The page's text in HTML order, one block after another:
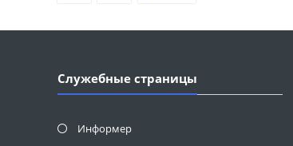
Служебные страницы
Информер